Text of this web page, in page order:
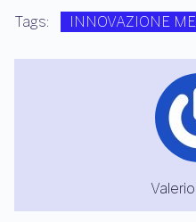
Tags: INNOVAZIONE